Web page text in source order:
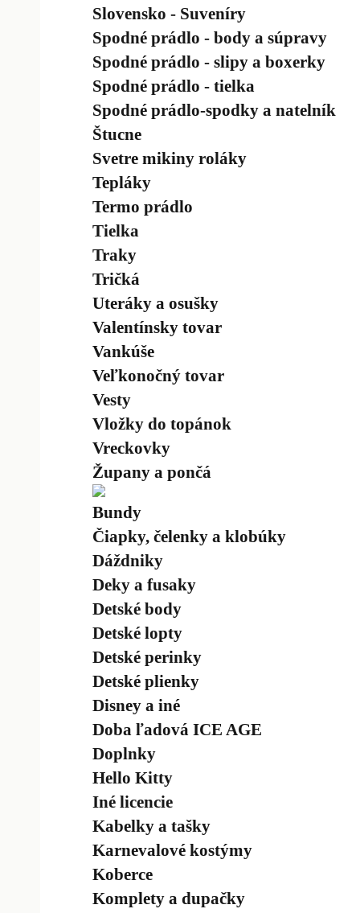
Slovensko - Suveníry
Spodné prádlo - body a súpravy
Spodné prádlo - slipy a boxerky
Spodné prádlo - tielka
Spodné prádlo-spodky a natelník
Štucne
Svetre mikiny roláky
Tepláky
Termo prádlo
Tielka
Traky
Tričká
Uteráky a osušky
Valentínsky tovar
Vankúše
Veľkonočný tovar
Vesty
Vložky do topánok
Vreckovky
Župany a pončá
Bundy
Čiapky, čelenky a klobúky
Dáždniky
Deky a fusaky
Detské body
Detské lopty
Detské perinky
Detské plienky
Disney a iné
Doba ľadová ICE AGE
Doplnky
Hello Kitty
Iné licencie
Kabelky a tašky
Karnevalové kostýmy
Koberce
Komplety a dupačky